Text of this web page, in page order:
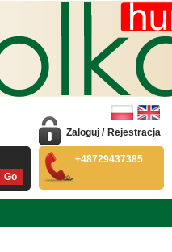
Zaloguj / Rejestracja
+48729437385